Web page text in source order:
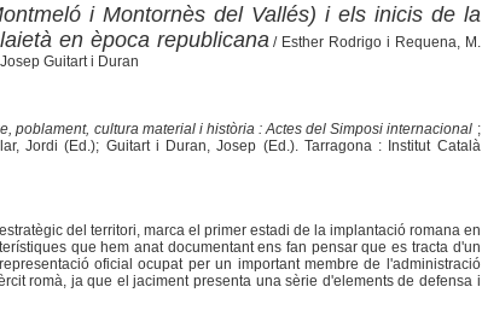
i Montornès del Vallés) i els inicis de la
en època republicana / Esther Rodrigo i Requena, M.
Guitart i Duran
poblament, cultura material i història : Actes del Simposi internacional ;
Jordi (Ed.); Guitart i Duran, Josep (Ed.). Tarragona : Institut Català
del territori, marca el primer estadi de la implantació romana en
que hem anat documentant ens fan pensar que es tracta d'un
oficial ocupat per un important membre de l'administració
romà, ja que el jaciment presenta una sèrie d'elements de defensa i